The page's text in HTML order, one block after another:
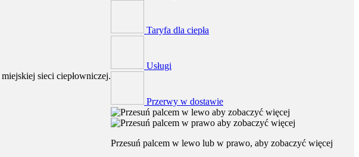
sieci ciepłowniczej.
Taryfa dla ciepła
Usługi
Przerwy w dostawie
Przesuń palcem w lewo lub w prawo, aby zobaczyć więcej